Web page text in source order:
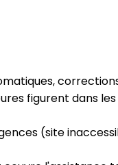
figurent dans les
(site